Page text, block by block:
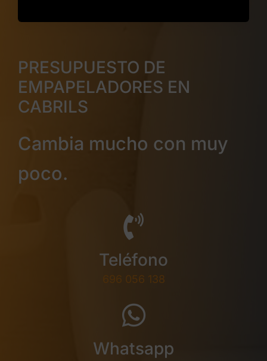
PRESUPUESTO DE
EMPAPELADORES EN
CABRILS
Cambia mucho con muy
poco.
Teléfono
696 056 138
Whatsapp